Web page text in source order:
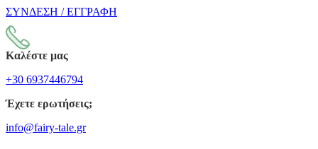
ΣΥΝΔΕΣΗ / ΕΓΓΡΑΦΗ
Καλέστε μας
+30 6937446794
Έχετε ερωτήσεις;
info@fairy-tale.gr